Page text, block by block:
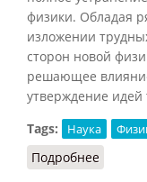
физики. Обладая
изложении
сторон новой
решающее
утверждение идей
Tags:
Наука
Подробнее